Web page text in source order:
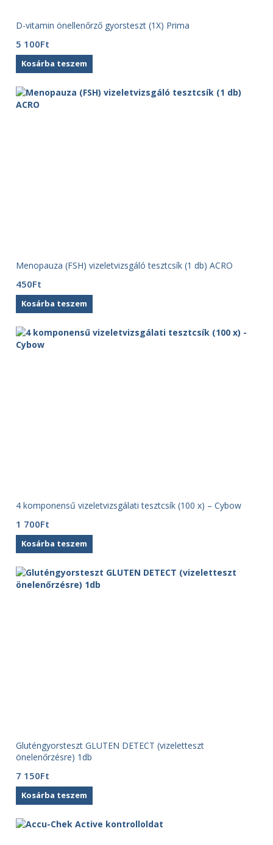
D-vitamin önellenőrző gyorsteszt (1X) Prima
5 100Ft
Kosárba teszem
Menopauza (FSH) vizeletvizsgáló tesztcsík (1 db) ACRO
450Ft
Kosárba teszem
4 komponensű vizeletvizsgálati tesztcsík (100 x) – Cybow
1 700Ft
Kosárba teszem
Gluténgyorsteszt GLUTEN DETECT (vizeletteszt
önelenőrzésre) 1db
7 150Ft
Kosárba teszem